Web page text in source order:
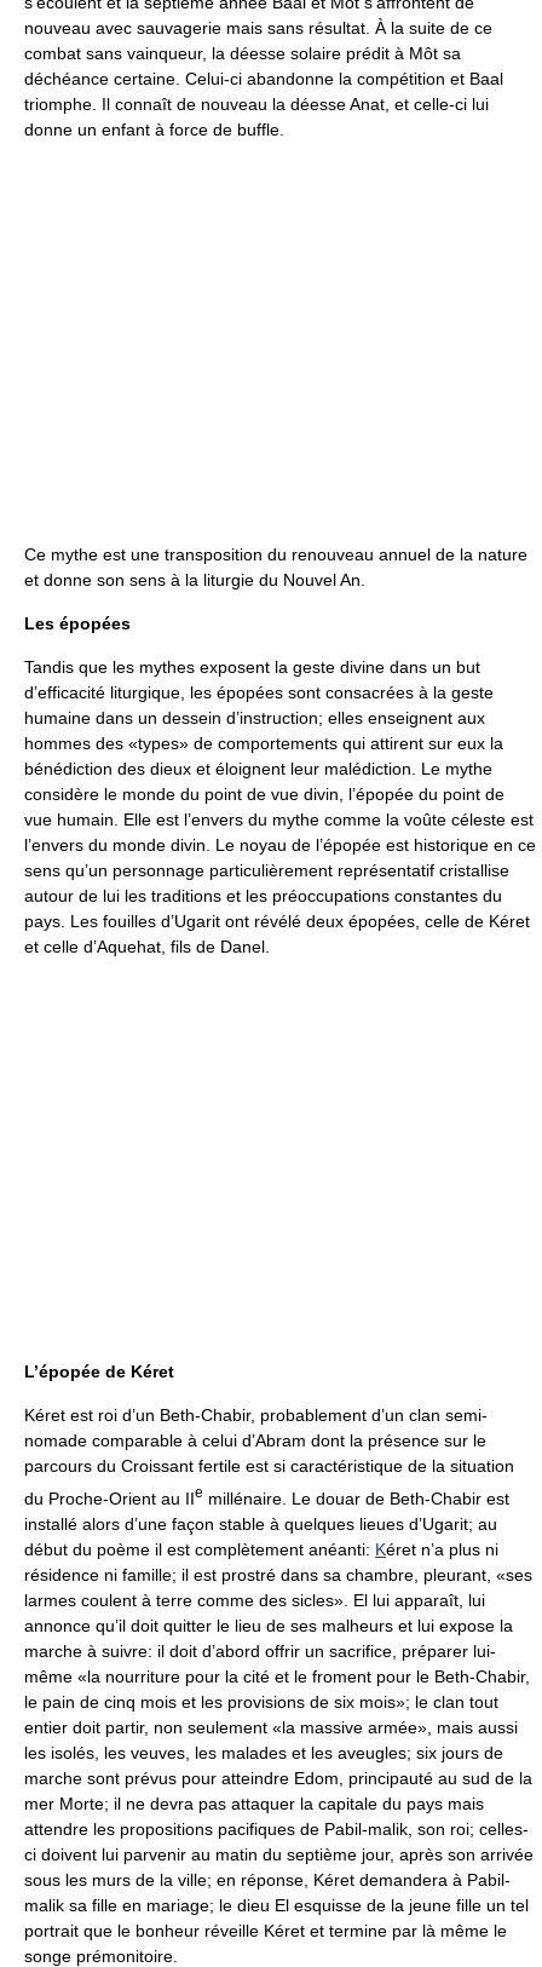
nouveau avec sauvagerie mais sans résultat. À la suite de ce
combat sans vainqueur, la déesse solaire prédit à Môt sa
déchéance certaine. Celui-ci abandonne la compétition et Baal
triomphe. Il connaît de nouveau la déesse Anat, et celle-ci lui
donne un enfant à force de buffle.
Ce mythe est une transposition du renouveau annuel de la nature
et donne son sens à la liturgie du Nouvel An.
Les épopées
Tandis que les mythes exposent la geste divine dans un but
d’efficacité liturgique, les épopées sont consacrées à la geste
humaine dans un dessein d’instruction; elles enseignent aux
hommes des «types» de comportements qui attirent sur eux la
bénédiction des dieux et éloignent leur malédiction. Le mythe
considère le monde du point de vue divin, l’épopée du point de
vue humain. Elle est l’envers du mythe comme la voûte céleste est
l’envers du monde divin. Le noyau de l’épopée est historique en ce
sens qu’un personnage particulièrement représentatif cristallise
autour de lui les traditions et les préoccupations constantes du
pays. Les fouilles d’Ugarit ont révélé deux épopées, celle de Kéret
et celle d’Aquehat, fils de Danel.
L’épopée de Kéret
Kéret est roi d’un Beth-Chabir, probablement d’un clan semi-
nomade comparable à celui d’Abram dont la présence sur le
parcours du Croissant fertile est si caractéristique de la situation
du Proche-Orient au IIe millénaire. Le douar de Beth-Chabir est
installé alors d’une façon stable à quelques lieues d’Ugarit; au
début du poème il est complètement anéanti: Kéret n’a plus ni
résidence ni famille; il est prostré dans sa chambre, pleurant, «ses
larmes coulent à terre comme des sicles». El lui apparaît, lui
annonce qu’il doit quitter le lieu de ses malheurs et lui expose la
marche à suivre: il doit d’abord offrir un sacrifice, préparer lui-
même «la nourriture pour la cité et le froment pour le Beth-Chabir,
le pain de cinq mois et les provisions de six mois»; le clan tout
entier doit partir, non seulement «la massive armée», mais aussi
les isolés, les veuves, les malades et les aveugles; six jours de
marche sont prévus pour atteindre Edom, principauté au sud de la
mer Morte; il ne devra pas attaquer la capitale du pays mais
attendre les propositions pacifiques de Pabil-malik, son roi; celles-
ci doivent lui parvenir au matin du septième jour, après son arrivée
sous les murs de la ville; en réponse, Kéret demandera à Pabil-
malik sa fille en mariage; le dieu El esquisse de la jeune fille un tel
portrait que le bonheur réveille Kéret et termine par là même le
songe prémonitoire.